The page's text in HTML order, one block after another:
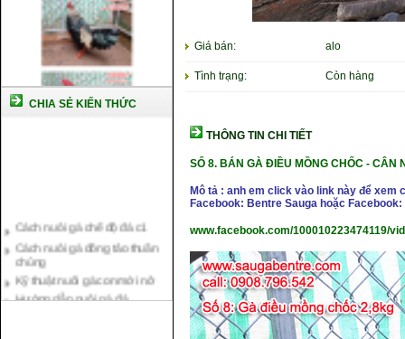
CHIA SẺ KIẾN THỨC
Cách nuôi gà đông tảo thuần
chủng
Kỹ thuật nuôi gà con mới nở
Hướng dẫn nuôi gà đá
Tại sao bạn cần biết cách nuôi
Giá bán: alo
Tình trạng: Còn hàng
THÔNG TIN CHI TIẾT
SỐ 8.BÁN GÀ ĐIỀU MỒNG CHỐC -CÂN
Mô tả : anh em click vào link này để
Facebook: Bentre Sauga hoặc Facebook:
www.facebook.com/100010223474119/